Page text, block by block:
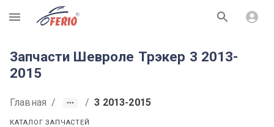
R
Запчасти Шевроле Трэкер 3 2013-
2015
Главная / / 3 2013-2015
КАТАЛОГ ЗАПЧАСТЕЙ